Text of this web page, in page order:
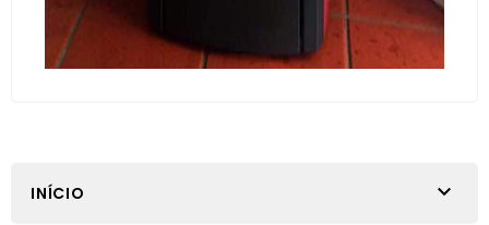
INÍCIO 